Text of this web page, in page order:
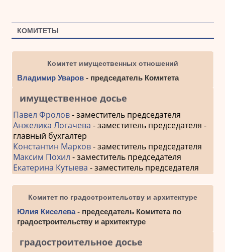
КОМИТЕТЫ
Комитет имущественных отношений
Владимир Уваров- председатель Комитета
имущественное досье
Павел Фролов- заместитель председателя
Анжелика Логачева - заместитель председателя -
главный бухгалтер
Константин Марков- заместитель председателя
Максим Похил - заместитель председателя
Екатерина Кутыева - заместитель председателя
Комитет по градостроительству и архитектуре
Юлия Киселева- председатель Комитета по
градостроительству и архитектуре
градостроительное досье